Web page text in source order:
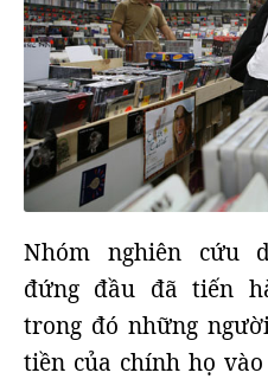
Nhóm nghiên cứu
đứng đầu đã tiến
trong đó những
tiền của chính họ